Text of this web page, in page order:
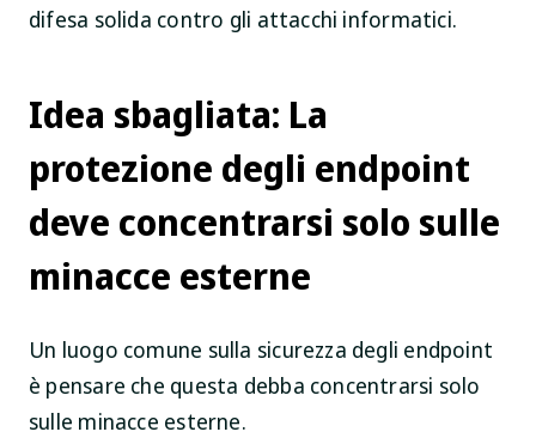
difesa solida contro gli attacchi informatici.
Idea sbagliata: La
protezione degli endpoint
deve concentrarsi solo sulle
minacce esterne
Un luogo comune sulla sicurezza degli endpoint
è pensare che questa debba concentrarsi solo
sulle minacce esterne.